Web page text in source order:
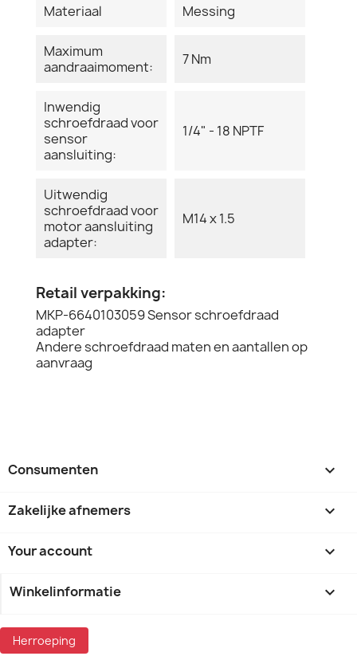
Materiaal Messing
Maximum
aandraaimoment:
7 Nm
Inwendig
schroefdraad voor
sensor
aansluiting:
1/4" - 18 NPTF
Uitwendig
schroefdraad voor
motor aansluiting
adapter:
M14 x 1.5
Retail verpakking:
MKP-6640103059 Sensor schroefdraad
adapter
Andere schroefdraad maten en aantallen op
aanvraag
Consumenten 
Zakelijke afnemers 
Your account 
Winkelinformatie keyboard_arrow_down
Herroeping